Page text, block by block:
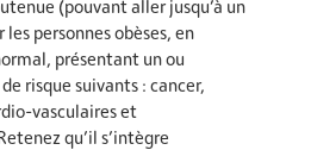
(pouvant aller jusqu’à un
personnes obèses, en
présentant un ou
risque suivants : cancer,
vasculaires et
qu’il s’intègre